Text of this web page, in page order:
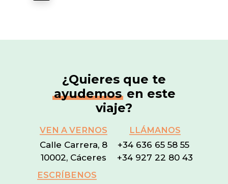
¿Quieres que te
ayudemos en este
viaje?
VEN A VERNOS
Calle Carrera, 8
10002, Cáceres
LLÁMANOS
+34 636 65 58 55
+34 927 22 80 43
ESCRÍBENOS